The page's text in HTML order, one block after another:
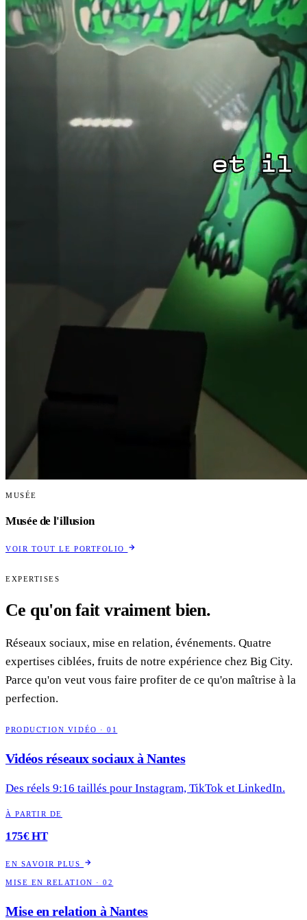
MUSÉE
Musée de l'illusion
VOIR TOUT LE PORTFOLIO
EXPERTISES
Ce qu'on faitvraiment bien.
Réseaux sociaux, mise en relation, événements. Quatre
expertises ciblées, fruits de notre expérience chez Big City.
Parce qu'on veut vous faire profiter de ce qu'on maîtrise à la
perfection.
PRODUCTION VIDÉO · 01
Vidéos réseaux sociaux à Nantes
Des réels 9:16 taillés pour Instagram, TikTok et LinkedIn.
À PARTIR DE
175€ HT
EN SAVOIR PLUS
MISE EN RELATION · 02
Mise en relation à Nantes